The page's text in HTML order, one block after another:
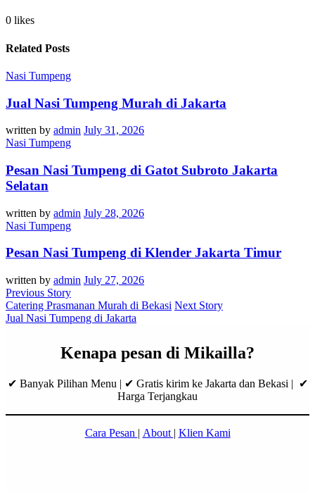
0 likes
Related Posts
Nasi Tumpeng
Jual Nasi Tumpeng Murah di Jakarta
written by admin July 31, 2026
Nasi Tumpeng
Pesan Nasi Tumpeng di Gatot Subroto Jakarta
Selatan
written by admin July 28, 2026
Nasi Tumpeng
Pesan Nasi Tumpeng di Klender Jakarta Timur
written by admin July 27, 2026
Previous Story
Catering Prasmanan Murah di Bekasi Next Story
Jual Nasi Tumpeng di Jakarta
Kenapa pesan di Mikailla?
✔ Banyak Pilihan Menu | ✔ Gratis kirim ke Jakarta dan Bekasi | ✔
Harga Terjangkau
Cara Pesan | About | Klien Kami